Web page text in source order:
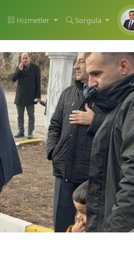
Hizmetler Sorgula